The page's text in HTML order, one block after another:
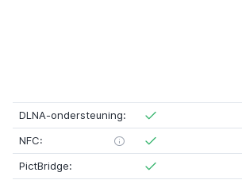
DLNA-ondersteuning:
NFC:
PictBridge: